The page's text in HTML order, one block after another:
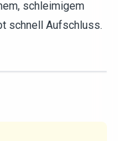
schleimigem
schnell Aufschluss.